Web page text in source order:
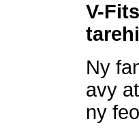
V-
Ny
avy
ny